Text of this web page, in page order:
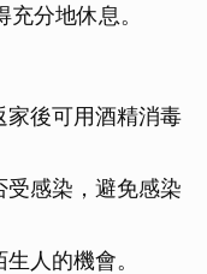
分地休息。
後可用酒精消毒
感染，避免感染
人的機會。